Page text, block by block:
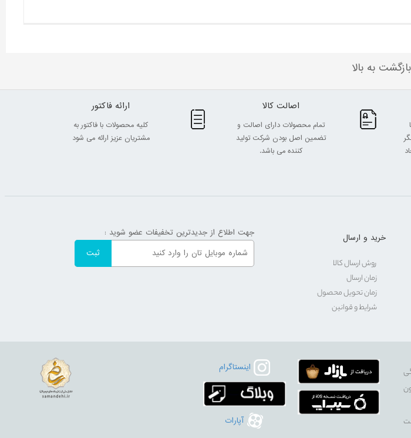
بازگشت به بالا
اصالت کالا
تمام محصولات دارای اصالت و
تضمین اصل بودن شرکت تولید
کننده می باشد.
ارائه فاکتور
کلیه محصولات با فاکتور به
مشتریان عزیز ارائه می شود
خرید و ارسال
روش ارسال کالا
زمان ارسال
زمان تحویل محصول
شرایط و قوانین
جهت اطلاع از جدیدترین تخفیفات عضو شوید :
اینستاگرام
آپارات